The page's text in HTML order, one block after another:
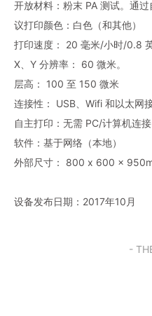
开放材料：粉末 PA 测试。通
议打印颜色：白色（和其他）
打印速度： 20 毫米/小时/0.8
X、Y 分辨率： 60 微米。
层高： 100 至 150 微米
连接性： USB、Wifi 和以太网
自主打印：无需 PC/计算机连接
软件：基于网络（本地）
外部尺寸： 800 x 600 x
设备发布日期：2017年10月
-